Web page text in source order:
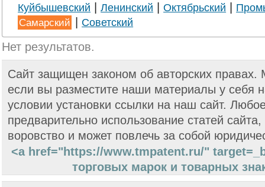
Куйбышевский
|Ленинский |Октябрьский
Самарский
Советский
Нет результатов.
Сайт защищен законом об авторских
если вы разместите наши материалы у себя
условии установки ссылки на наш сайт.
предварительно использование статей сайта,
воровство и может повлечь за собой
<a href="https://www.tmpatent.ru/"
торговых марок и товарных